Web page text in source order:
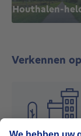
Houthalen-
Verkennen